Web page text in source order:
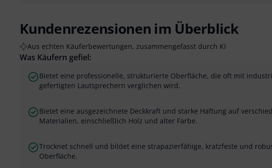
Kundenrezensionen im Überblick
Aus echten Käuferbewertungen, zusammengefasst durch KI
Was Käufern gefiel:
Bietet eine professionelle, strukturierte Oberfläche, die oft mit
gefertigten Lautsprechern verglichen wird.
Bietet eine ausgezeichnete Deckkraft und starke Haftung auf
Materialien, einschließlich Holz und alter Farbe.
Trocknet schnell und bildet eine strapazierfähige, kratzfeste und
Oberfläche.